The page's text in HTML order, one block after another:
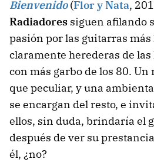
Bienvenido(Flor y Nata,
Radiadores siguen afilando
pasión por las guitarras
claramente herederas de
con más garbo de los 80. Un
que peculiar, y una
se encargan del resto, e
ellos, sin duda, brindaría el
después de ver su
él, ¿no?